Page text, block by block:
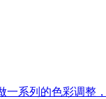
系列的色彩调整